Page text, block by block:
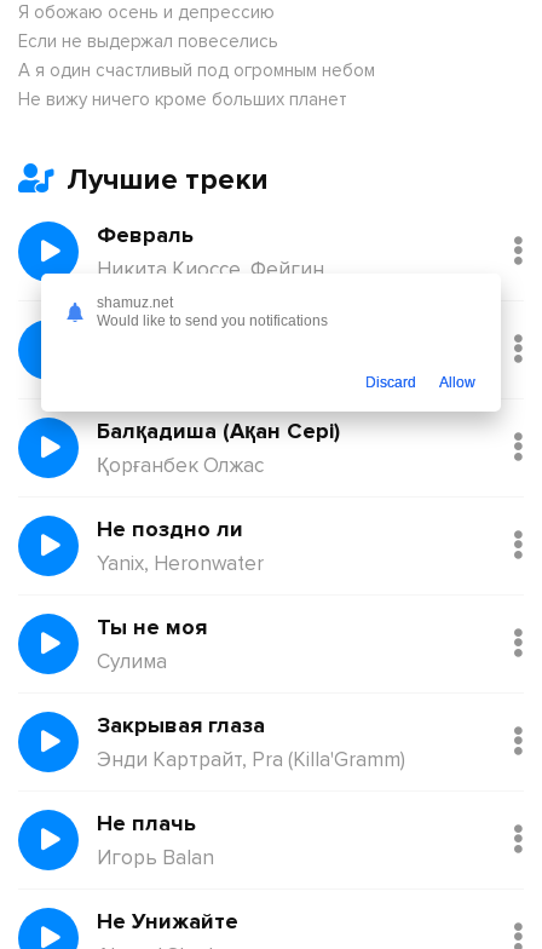
Я обожаю осень и депрессию
Если не выдержал повеселись
А я один счастливый под огромным небом
Не вижу ничего кроме больших планет
Лучшие треки
Февраль
Никита Киоссе, Фейгин
Без тебя
Балқадиша (Ақан Сері)
Қорғанбек Олжас
Не поздно ли
Yanix, Heronwater
Ты не моя
Сулима
Закрывая глаза
Энди Картрайт, Pra (Killa'Gramm)
Не плачь
Игорь Balan
Не Унижайте
shamuz.net
Would like to send you notifications
Discard Allow